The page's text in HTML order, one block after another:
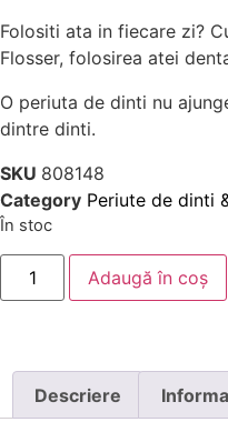
Folositi ata in fiecare zi?
Flosser, folosirea atei
O periuta de dinti nu
dintre dinti.
SKU 808148
Category Periute de dinti
În stoc
Adaugă în coș
Descriere